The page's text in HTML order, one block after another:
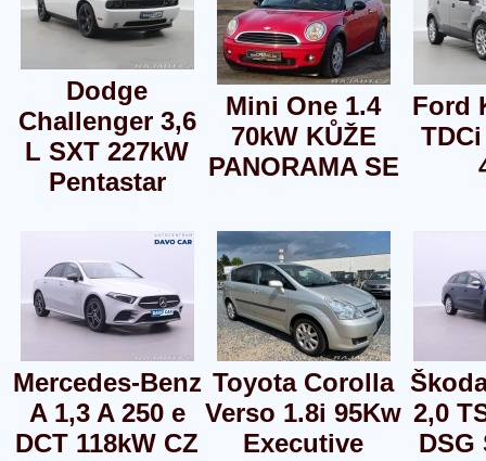
Dodge
Challenger 3,6
L SXT 227kW
Pentastar
Mini One 1.4
70kW KŮŽE
PANORAMA SE
Ford
Mercedes-Benz
A 1,3 A 250 e
DCT 118kW CZ
Toyota Corolla
Verso 1.8i 95Kw
Executive
2,0
DSG